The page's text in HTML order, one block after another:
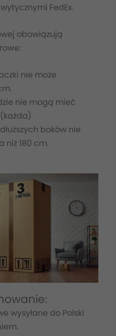
FedEx.
obowiązują
nie może
nie mogą mieć
boków nie
niż 180 cm.
wysyłane do Polski